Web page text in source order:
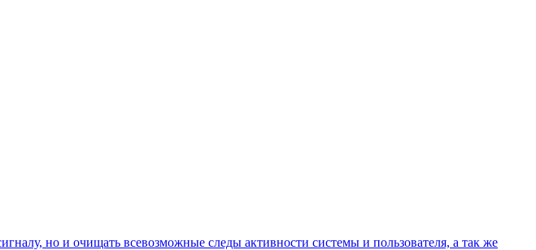
но и очищать всевозможные следы активности системы и пользователя, а так же